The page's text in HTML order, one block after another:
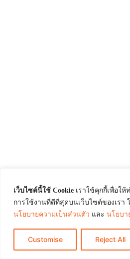
เว็บไซต์นี้ใช้ Cookie เราใช้คุกกี้เพื่อใ
การใช้งานที่ดีที่สุดบนเว็บไซต์ของเรา
นโยบายความเป็นส่วนตัว และ นโยบา
Customise Reject All